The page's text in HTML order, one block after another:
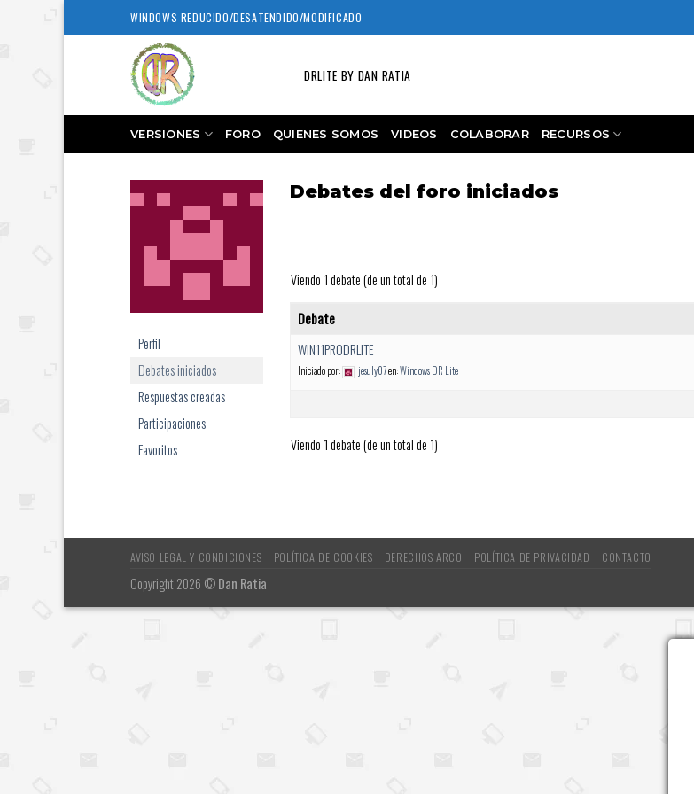
to
WINDOWS REDUCIDO/DESATENDIDO/MODIFICADO
DRLITE BY DAN RATIA
VERSIONES FORO QUIENES SOMOS VIDEOS COLABORAR RECURSOS
Perfil
Debates iniciados
Respuestas creadas
Participaciones
Favoritos
Debates del foro iniciados
Viendo 1 debate (de un total de 1)
Debate
WIN11PRODRLITE
Iniciado por: jesuly07en:Windows DR Lite
Viendo 1 debate (de un total de 1)
AVISO LEGAL Y CONDICIONES POLÍTICA DE COOKIES DERECHOS ARCO POLÍTICA DE PRIVACIDAD CONTACTO
Copyright 2026 ©Dan Ratia